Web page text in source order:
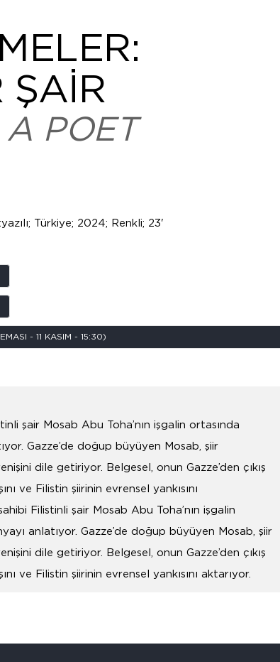
ŞAİR
A POET
Türkiye; 2024; Renkli; 23'
- 11 KASIM - 15:30)
şair Mosab Abu Toha’nın işgalin ortasında
Gazze’de doğup büyüyen Mosab, şiir
dile getiriyor. Belgesel, onun Gazze’den çıkış
ve Filistin şiirinin evrensel yankısını
Filistinli şair Mosab Abu Toha’nın işgalin
anlatıyor. Gazze’de doğup büyüyen Mosab, şiir
dile getiriyor. Belgesel, onun Gazze’den çıkış
ve Filistin şiirinin evrensel yankısını aktarıyor.